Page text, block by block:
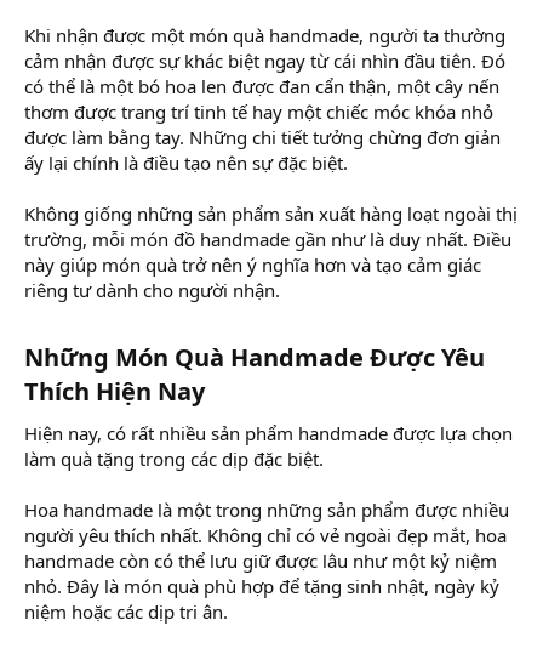
Khi nhận được một món quà handmade, người ta thường
cảm nhận được sự khác biệt ngay từ cái nhìn đầu tiên. Đó
có thể là một bó hoa len được đan cẩn thận, một cây nến
thơm được trang trí tinh tế hay một chiếc móc khóa nhỏ
được làm bằng tay. Những chi tiết tưởng chừng đơn giản
ấy lại chính là điều tạo nên sự đặc biệt.
Không giống những sản phẩm sản xuất hàng loạt ngoài thị
trường, mỗi món đồ handmade gần như là duy nhất. Điều
này giúp món quà trở nên ý nghĩa hơn và tạo cảm giác
riêng tư dành cho người nhận.
Những Món Quà Handmade Được Yêu
Thích Hiện Nay​
Hiện nay, có rất nhiều sản phẩm handmade được lựa chọn
làm quà tặng trong các dịp đặc biệt.
Hoa handmade là một trong những sản phẩm được nhiều
người yêu thích nhất. Không chỉ có vẻ ngoài đẹp mắt, hoa
handmade còn có thể lưu giữ được lâu như một kỷ niệm
nhỏ. Đây là món quà phù hợp để tặng sinh nhật, ngày kỷ
niệm hoặc các dịp tri ân.